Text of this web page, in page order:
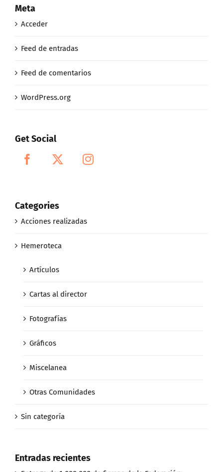
Meta
Acceder
Feed de entradas
Feed de comentarios
WordPress.org
Get Social
Categories
Acciones realizadas
Hemeroteca
Artículos
Cartas al director
Fotografías
Gráficos
Miscelanea
Otras Comunidades
Sin categoría
Entradas recientes